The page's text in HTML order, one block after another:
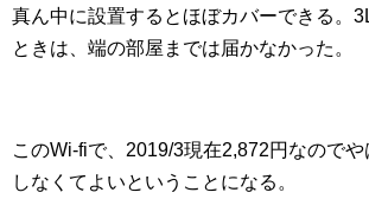
真ん中に設置するとほぼカバーできる。
ときは、端の部屋までは届かなかった。
このWi-fiで、2019/3現在2,872円なので
しなくてよいということになる。